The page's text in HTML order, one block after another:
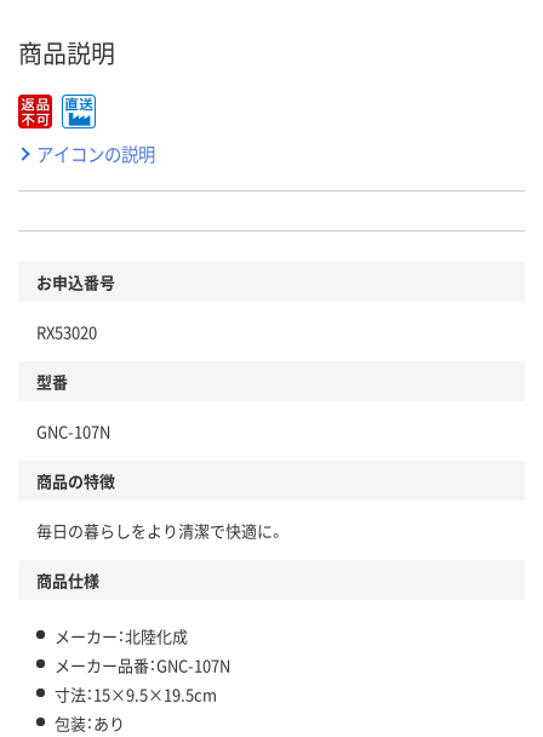
商品説明
アイコンの説明
お申込番号
RX53020
型番
GNC-107N
商品の特徴
毎日の暮らしをより清潔で快適に。
商品仕様
メーカー：北陸化成
メーカー品番：GNC-107N
寸法：15×9.5×19.5cm
包装：あり